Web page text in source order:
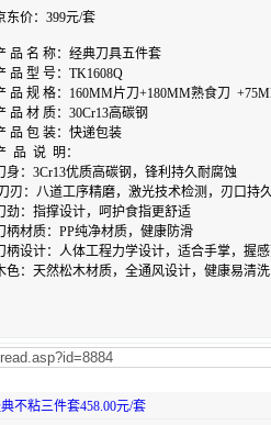
东价：399元/套
品 名 称：经典刀具五件套
品 型 号：TK1608Q
品 规 格：160MM片刀+180MM熟食刀
品 材 质：30Cr13高碳钢
品 包 装：快递包装
品 说 明：
身：3Cr13优质高碳钢，锋利持久耐腐蚀
刃：八道工序精磨，激光技术检测，刃口持
劲：指撑设计，呵护食指更舒适
柄材质：PP纯净材质，健康防滑
柄设计：人体工程力学设计，适合手掌，握
色：天然松木材质，全通风设计，健康易清洗
不粘三件套458.00元/套